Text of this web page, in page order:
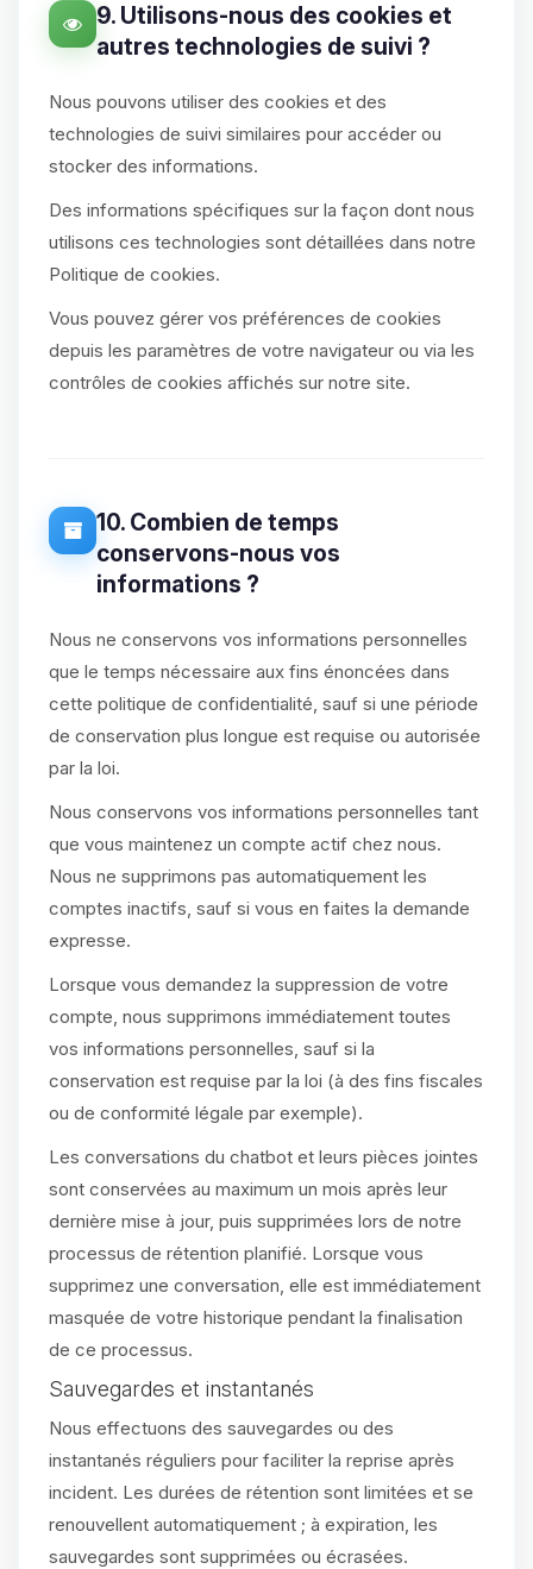
9. Utilisons-nous des cookies et
autres technologies de suivi ?
Nous pouvons utiliser des cookies et des
technologies de suivi similaires pour accéder ou
stocker des informations.
Des informations spécifiques sur la façon dont nous
utilisons ces technologies sont détaillées dans notre
Politique de cookies.
Vous pouvez gérer vos préférences de cookies
depuis les paramètres de votre navigateur ou via les
contrôles de cookies affichés sur notre site.
10. Combien de temps
conservons-nous vos
informations ?
Nous ne conservons vos informations personnelles
que le temps nécessaire aux fins énoncées dans
cette politique de confidentialité, sauf si une période
de conservation plus longue est requise ou autorisée
par la loi.
Nous conservons vos informations personnelles tant
que vous maintenez un compte actif chez nous.
Nous ne supprimons pas automatiquement les
comptes inactifs, sauf si vous en faites la demande
expresse.
Lorsque vous demandez la suppression de votre
compte, nous supprimons immédiatement toutes
vos informations personnelles, sauf si la
conservation est requise par la loi (à des fins fiscales
ou de conformité légale par exemple).
Les conversations du chatbot et leurs pièces jointes
sont conservées au maximum un mois après leur
dernière mise à jour, puis supprimées lors de notre
processus de rétention planifié. Lorsque vous
supprimez une conversation, elle est immédiatement
masquée de votre historique pendant la finalisation
de ce processus.
Sauvegardes et instantanés
Nous effectuons des sauvegardes ou des
instantanés réguliers pour faciliter la reprise après
incident. Les durées de rétention sont limitées et se
renouvellent automatiquement ; à expiration, les
sauvegardes sont supprimées ou écrasées.